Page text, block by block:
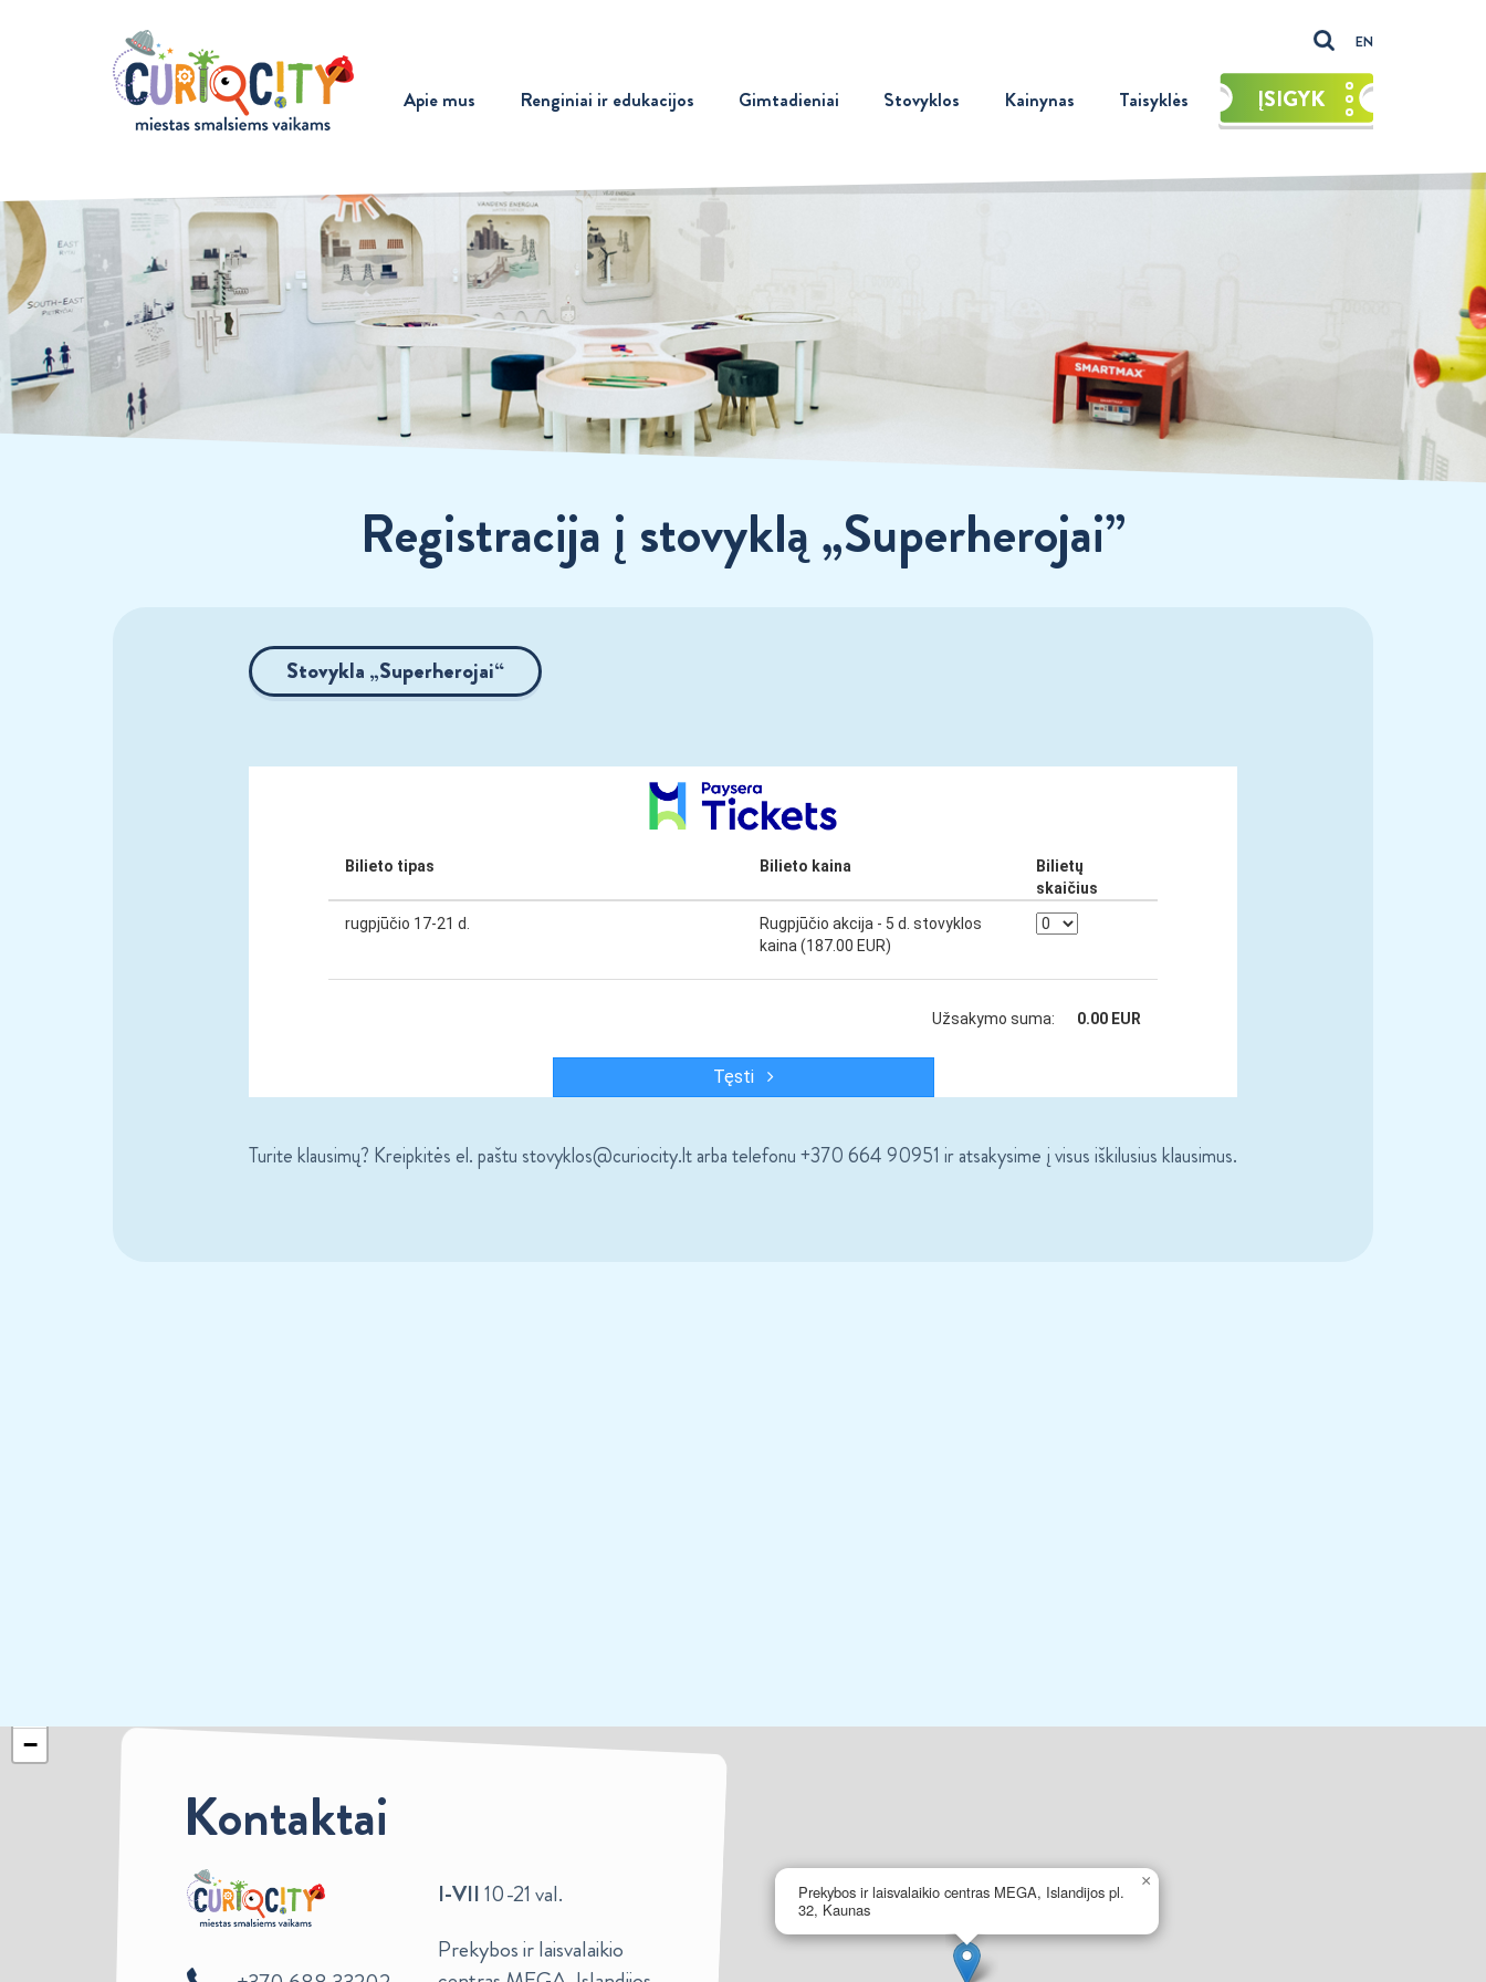
EN
Apie mus Renginiai ir edukacijos Gimtadieniai Stovyklos Kainynas Taisyklės ĮSIGYK
Registracija į stovyklą „Superherojai”
Stovykla „Superherojai“
Turite klausimų? Kreipkitės el. paštu stovyklos@curiocity.lt arba telefonu +370 664 90951 ir atsakysime į visus iškilusius klausimus.
Prekybos ir laisvalaikio centras MEGA, Islandijos pl.
32, Kaunas
×
−
Kontaktai
I-VII10-21 val.
Prekybos ir laisvalaikio